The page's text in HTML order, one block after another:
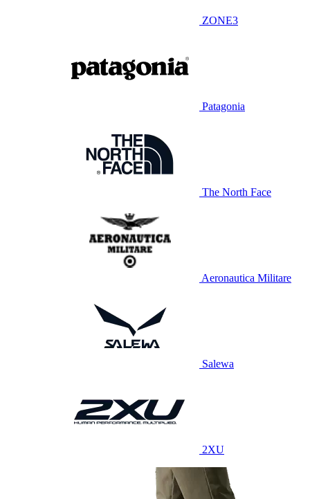
ZONE3
Patagonia
The North Face
Aeronautica Militare
Salewa
2XU